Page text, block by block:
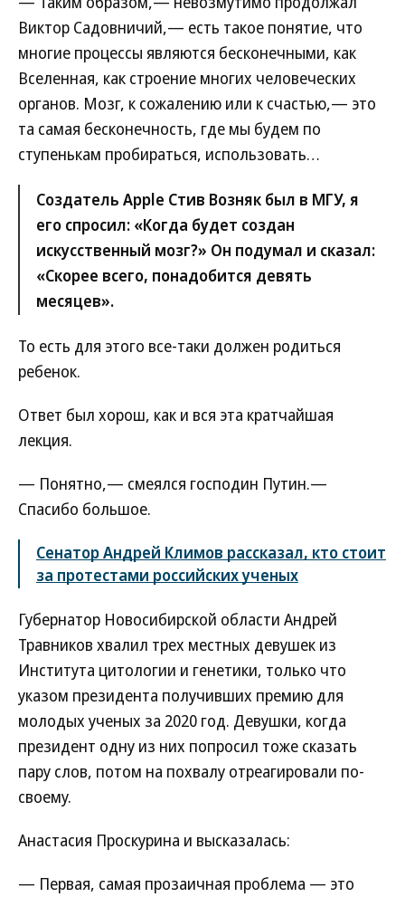
Виктор Садовничий,— есть такое понятие, что
многие процессы являются бесконечными, как
Вселенная, как строение многих человеческих
органов. Мозг, к сожалению или к счастью,— это
та самая бесконечность, где мы будем по
ступенькам пробираться, использовать…
Создатель Apple Стив Возняк был в МГУ, я
его спросил: «Когда будет создан
искусственный мозг?» Он подумал и сказал:
«Скорее всего, понадобится девять
месяцев».
То есть для этого все-таки должен родиться
ребенок.
Ответ был хорош, как и вся эта кратчайшая
лекция.
— Понятно,— смеялся господин Путин.—
Спасибо большое.
Сенатор Андрей Климов рассказал, кто стоит
за протестами российских ученых
Губернатор Новосибирской области Андрей
Травников хвалил трех местных девушек из
Института цитологии и генетики, только что
указом президента получивших премию для
молодых ученых за 2020 год. Девушки, когда
президент одну из них попросил тоже сказать
пару слов, потом на похвалу отреагировали по-
своему.
Анастасия Проскурина и высказалась:
— Первая, самая прозаичная проблема — это